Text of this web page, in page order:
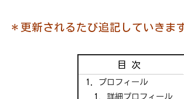
＊更新されるたび追記していきま
目次
プロフィール
詳細プロフィール